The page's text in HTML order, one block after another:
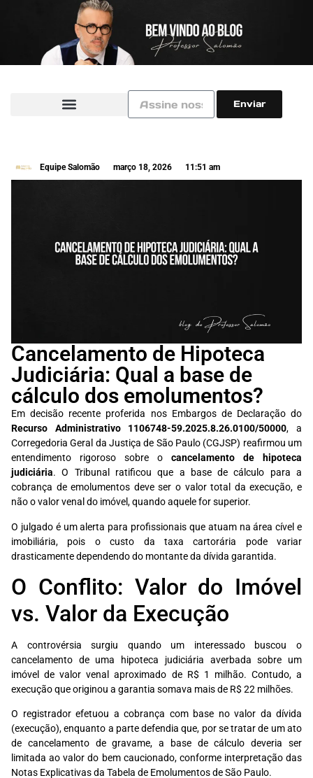
Enviar
Equipe Salomão março 18, 2026 11:51 am
Cancelamento de Hipoteca
Judiciária: Qual a base de
cálculo dos emolumentos?
Em decisão recente proferida nos Embargos de Declaração do
Recurso Administrativo 1106748-59.2025.8.26.0100/50000, a
Corregedoria Geral da Justiça de São Paulo (CGJSP) reafirmou um
entendimento rigoroso sobre o cancelamento de hipoteca
judiciária. O Tribunal ratificou que a base de cálculo para a
cobrança de emolumentos deve ser o valor total da execução, e
não o valor venal do imóvel, quando aquele for superior.
O julgado é um alerta para profissionais que atuam na área cível e
imobiliária, pois o custo da taxa cartorária pode variar
drasticamente dependendo do montante da dívida garantida.
O Conflito: Valor do Imóvel
vs. Valor da Execução
A controvérsia surgiu quando um interessado buscou o
cancelamento de uma hipoteca judiciária averbada sobre um
imóvel de valor venal aproximado de R$ 1 milhão. Contudo, a
execução que originou a garantia somava mais de R$ 22 milhões.
O registrador efetuou a cobrança com base no valor da dívida
(execução), enquanto a parte defendia que, por se tratar de um ato
de cancelamento de gravame, a base de cálculo deveria ser
limitada ao valor do bem caucionado, conforme interpretação das
Notas Explicativas da Tabela de Emolumentos de São Paulo.